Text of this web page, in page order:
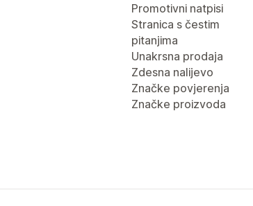
Promotivni natpisi
Stranica s čestim
pitanjima
Unakrsna prodaja
Zdesna nalijevo
Značke povjerenja
Značke proizvoda